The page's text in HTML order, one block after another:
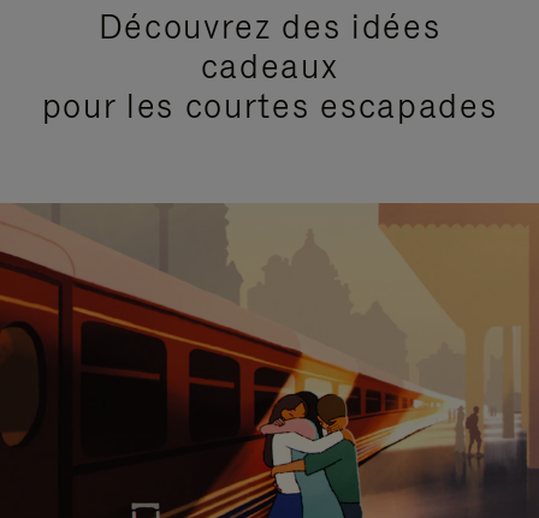
Découvrez des idées
cadeaux
pour les courtes escapades